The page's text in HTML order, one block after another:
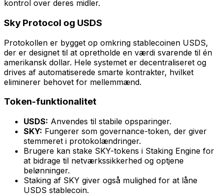
kontrol over deres midler.
Sky Protocol og USDS
Protokollen er bygget op omkring stablecoinen USDS,
der er designet til at opretholde en værdi svarende til én
amerikansk dollar. Hele systemet er decentraliseret og
drives af automatiserede smarte kontrakter, hvilket
eliminerer behovet for mellemmænd.
Token-funktionalitet
USDS: Anvendes til stabile opsparinger.
SKY: Fungerer som governance-token, der giver
stemmeret i protokolændringer.
Brugere kan stake SKY-tokens i Staking Engine for
at bidrage til netværkssikkerhed og optjene
belønninger.
Staking af SKY giver også mulighed for at låne
USDS stablecoin.